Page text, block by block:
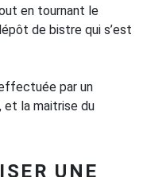
en tournant le
de bistre qui s’est
par un
et la maitrise du
UNE